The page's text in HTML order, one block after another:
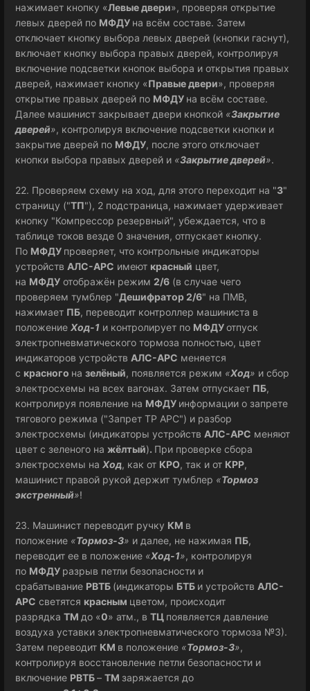
нажимает кнопку «Левые двери», проверяя открытие
левых дверей по МФДУ на всём составе. Затем
отключает кнопку выбора левых дверей (кнопки гаснут),
включает кнопку выбора правых дверей, контролируя
включение подсветки кнопок выбора и открытия правых
дверей, нажимает кнопку «Правые двери», проверяя
открытие правых дверей по МФДУ на всём составе.
Далее машинист закрывает двери кнопкой «Закрытие
дверей», контролируя включение подсветки кнопки и
закрытие дверей по МФДУ, после этого отключает
кнопки выбора правых дверей и «Закрытие дверей».
22. Проверяем схему на ход, для этого переходит на "3"
страницу ("ТП"), 2 подстраница, нажимает удерживает
кнопку "Компрессор резервный", убеждается, что в
таблице токов везде 0 значения, отпускает кнопку.
По МФДУ проверяет, что контрольные индикаторы
устройств АЛС-АРС имеют красный цвет,
на МФДУ отображён режим 2/6 (в случае чего
проверяем тумблер "Дешифратор 2/6" на ПМВ,
нажимает ПБ, переводит контроллер машиниста в
положение Ход-1 и контролирует по МФДУотпуск
электропневматического тормоза полностью, цвет
индикаторов устройств АЛС-АРС меняется
с красного на зелёный, появляется режим «Ход» и сбор
электросхемы на всех вагонах. Затем отпускает ПБ,
контролируя появление на МФДУ информации о запрете
тягового режима ("Запрет ТР АРС") и разбор
электросхемы (индикаторы устройств АЛС-АРС меняют
цвет с зеленого на жёлтый). При проверке сбора
электросхемы на Ход, как от КРО, так и от КРР,
машинист правой рукой держит тумблер «Тормоз
экстренный»!
23. Машинист переводит ручку КМ в
положение «Тормоз-3» и далее, не нажимая ПБ,
переводит ее в положение «Ход-1», контролируя
по МФДУ разрыв петли безопасности и
срабатывание РВТБ (индикаторы БТБ и устройств АЛС-
АРС светятся красным цветом, происходит
разрядка ТМ до «0» атм., в ТЦ появляется давление
воздуха уставки электропневматического тормоза №3).
Затем переводит КМ в положение «Тормоз-3»,
контролируя восстановление петли безопасности и
включение РВТБ– ТМ заряжается до